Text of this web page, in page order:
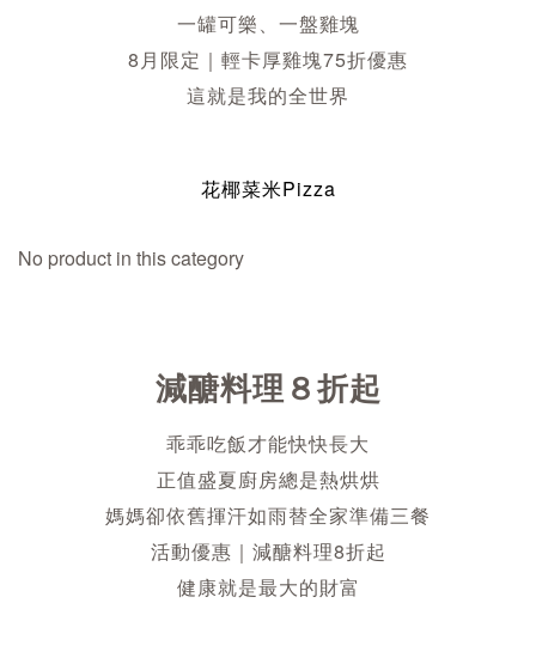
一罐可樂、一盤雞塊
8月限定｜輕卡厚雞塊75折優惠
這就是我的全世界
花椰菜米Pizza
No product in this category
減醣料理８折起
乖乖吃飯才能快快長大
正值盛夏廚房總是熱烘烘
媽媽卻依舊揮汗如雨替全家準備三餐
活動優惠｜減醣料理8折起
健康就是最大的財富